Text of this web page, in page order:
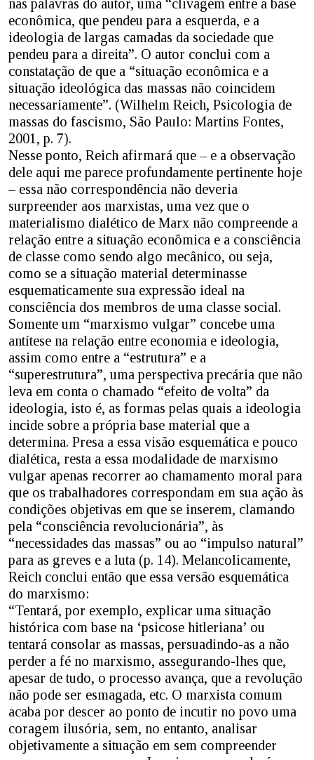
nas palavras do autor, uma “clivagem entre a base
econômica, que pendeu para a esquerda, e a
ideologia de largas camadas da sociedade que
pendeu para a direita”. O autor conclui com a
constatação de que a “situação econômica e a
situação ideológica das massas não coincidem
necessariamente”. (Wilhelm Reich, Psicologia de
massas do fascismo, São Paulo: Martins Fontes,
2001, p. 7).
Nesse ponto, Reich afirmará que – e a observação
dele aqui me parece profundamente pertinente hoje
– essa não correspondência não deveria
surpreender aos marxistas, uma vez que o
materialismo dialético de Marx não compreende a
relação entre a situação econômica e a consciência
de classe como sendo algo mecânico, ou seja,
como se a situação material determinasse
esquematicamente sua expressão ideal na
consciência dos membros de uma classe social.
Somente um “marxismo vulgar” concebe uma
antítese na relação entre economia e ideologia,
assim como entre a “estrutura” e a
“superestrutura”, uma perspectiva precária que não
leva em conta o chamado “efeito de volta” da
ideologia, isto é, as formas pelas quais a ideologia
incide sobre a própria base material que a
determina. Presa a essa visão esquemática e pouco
dialética, resta a essa modalidade de marxismo
vulgar apenas recorrer ao chamamento moral para
que os trabalhadores correspondam em sua ação às
condições objetivas em que se inserem, clamando
pela “consciência revolucionária”, às
“necessidades das massas” ou ao “impulso natural”
para as greves e a luta (p. 14). Melancolicamente,
Reich conclui então que essa versão esquemática
do marxismo:
“Tentará, por exemplo, explicar uma situação
histórica com base na ‘psicose hitleriana’ ou
tentará consolar as massas, persuadindo-as a não
perder a fé no marxismo, assegurando-lhes que,
apesar de tudo, o processo avança, que a revolução
não pode ser esmagada, etc. O marxista comum
acaba por descer ao ponto de incutir no povo uma
coragem ilusória, sem, no entanto, analisar
objetivamente a situação em sem compreender